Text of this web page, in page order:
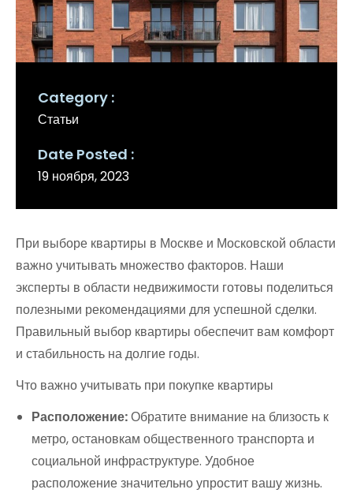
Category
Статьи
Date Posted
19 ноября, 2023
При выборе квартиры в Москве и Московской области
важно учитывать множество факторов. Наши
эксперты в области недвижимости готовы поделиться
полезными рекомендациями для успешной сделки.
Правильный выбор квартиры обеспечит вам комфорт
и стабильность на долгие годы.
Что важно учитывать при покупке квартиры
Расположение:Обратите внимание на близость к
метро, остановкам общественного транспорта и
социальной инфраструктуре. Удобное
расположение значительно упростит вашу жизнь.